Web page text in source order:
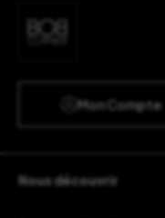
Mon Compte
Nous découvrir